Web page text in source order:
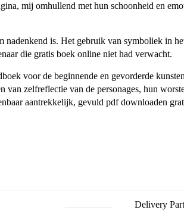
mij omhullend met hun schoonheid en
is. Het gebruik van symboliek in
die gratis boek online niet had verwacht.
voor de beginnende en gevorderde
zelfreflectie van de personages, hun
aantrekkelijk, gevuld pdf downloaden
Delivery